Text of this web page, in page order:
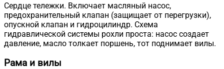
Сердце тележки. Включает масляный насос,
предохранительный клапан (защищает от перегрузки),
опускной клапан и гидроцилиндр. Схема
гидравлической системы рохли проста: насос создает
давление, масло толкает поршень, тот поднимает вилы.
Рама и вилы